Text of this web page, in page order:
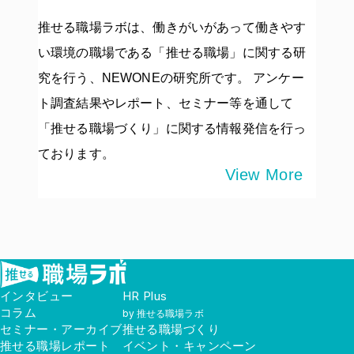
推せる職場ラボは、働きがいがあって働きやす
い環境の職場である「推せる職場」に関する研
究を行う、NEWONEの研究所です。 アンケー
ト調査結果やレポート、セミナー等を通して
「推せる職場づくり」に関する情報発信を行っ
ております。
View More
インタビュー
コラム
セミナー・アーカイブ
推せる職場レポート
HR Plus
by 推せる職場ラボ
推せる職場づくり
イベント・キャンペーン